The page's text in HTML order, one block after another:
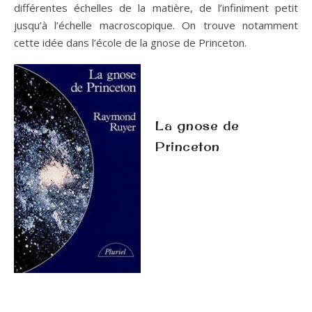
différentes échelles de la matière, de l’infiniment petit
jusqu’à l’échelle macroscopique. On trouve notamment
cette idée dans l’école de la gnose de Princeton.
La gnose de
Princeton